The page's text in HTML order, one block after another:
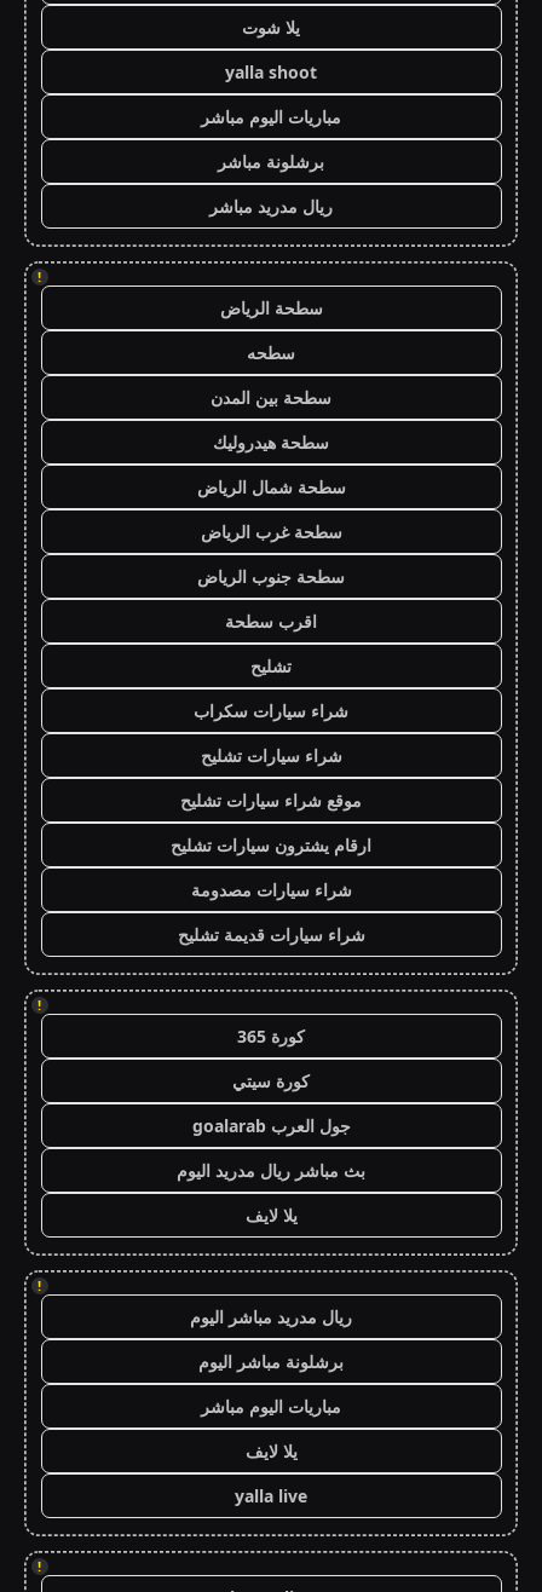
يلا شوت
yalla shoot
مباريات اليوم مباشر
برشلونة مباشر
ريال مدريد مباشر
!
سطحة الرياض
سطحه
سطحة بين المدن
سطحة هيدروليك
سطحة شمال الرياض
سطحة غرب الرياض
سطحة جنوب الرياض
اقرب سطحة
تشليح
شراء سيارات سكراب
شراء سيارات تشليح
موقع شراء سيارات تشليح
ارقام يشترون سيارات تشليح
شراء سيارات مصدومة
شراء سيارات قديمة تشليح
!
كورة 365
كورة سيتي
جول العرب goalarab
بث مباشر ريال مدريد اليوم
يلا لايف
!
ريال مدريد مباشر اليوم
برشلونة مباشر اليوم
مباريات اليوم مباشر
يلا لايف
yalla live
!